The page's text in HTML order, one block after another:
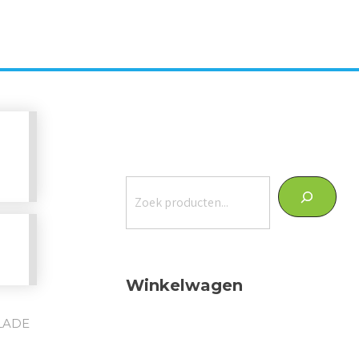
Winkelwagen